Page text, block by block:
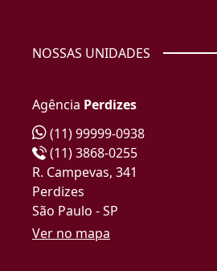
NOSSAS UNIDADES
Agência Perdizes
(11) 99999-0938
(11) 3868-0255
R. Campevas, 341
Perdizes
São Paulo - SP
Ver no mapa